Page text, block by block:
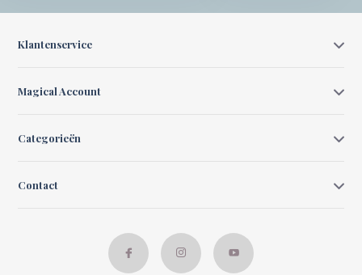
Klantenservice
Magical Account
Categorieën
Contact